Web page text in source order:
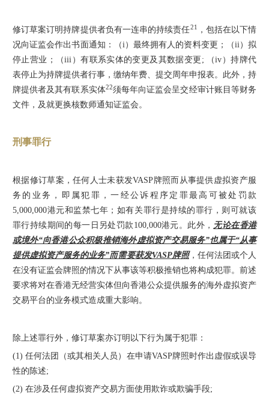
修订草案订明持牌提供者负有一连串的持续责任21
，包括在以下情
况向证监会作出书面通知：（i）最终拥有人的资料变更；（ii）拟
停止营业；（iii）有联系实体的变更及其数据变更; （iv）持牌代
表停止为持牌提供者行事，缴纳年费、提交周年申报表。此外，持
牌提供者及其有联系实体22须每年向证监会呈交经审计账目等财务
文件，及就更换核数师通知证监会。
刑事罪行
根据修订草案，任何人士未获发VASP牌照而从事提供虚拟资产服
务的业务，即属犯罪，一经公诉程序定罪最高可被处罚款
5,000,000港元和监禁七年；如有关罪行是持续的罪行，则可就该
罪行持续期间的每一日另处罚款100,000港元。此外， 无论在香港
或境外“向香港公众积极推销海外虚拟资产交易服务”也属于“从事
提供虚拟资产服务的业务”而需要获发VASP牌照，任何法团或个人
在没有证监会牌照的情况下从事该等积极推销也将构成犯罪。前述
要求将对在香港无经营实体但向香港公众提供服务的海外虚拟资产
交易平台的业务模式造成重大影响。
除上述罪行外，修订草案亦订明以下行为属于犯罪：
(1) 任何法团（或其相关人员）在申请VASP牌照时作出虚假或误导
性的陈述;
(2) 在涉及任何虚拟资产交易方面使用欺诈或欺骗手段;